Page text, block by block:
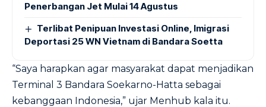
Penerbangan Jet Mulai 14 Agustus
Terlibat Penipuan Investasi Online, Imigrasi
Deportasi 25 WN Vietnam di Bandara Soetta
“Saya harapkan agar masyarakat dapat menjadikan
Terminal 3 Bandara Soekarno-Hatta sebagai
kebanggaan Indonesia,” ujar Menhub kala itu.